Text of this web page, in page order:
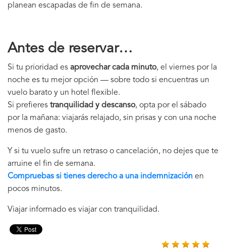
planean escapadas de fin de semana.
Antes de reservar…
Si tu prioridad es aprovechar cada minuto, el viernes por la
noche es tu mejor opción — sobre todo si encuentras un
vuelo barato y un hotel flexible.
Si prefieres tranquilidad y descanso, opta por el sábado
por la mañana: viajarás relajado, sin prisas y con una noche
menos de gasto.
Y si tu vuelo sufre un retraso o cancelación, no dejes que te
arruine el fin de semana.
Compruebas si tienes derecho a una indemnización en
pocos minutos.
Viajar informado es viajar con tranquilidad.